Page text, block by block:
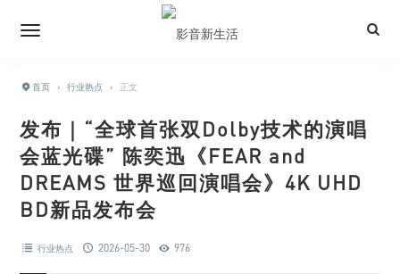
首页 › 行业热点 › 正文
发布｜“全球首张双Dolby技术的演唱
会蓝光碟” 陈奕迅《FEAR and
DREAMS 世界巡回演唱会》4K UHD
BD新品发布会
行业热点 2026-05-30 976